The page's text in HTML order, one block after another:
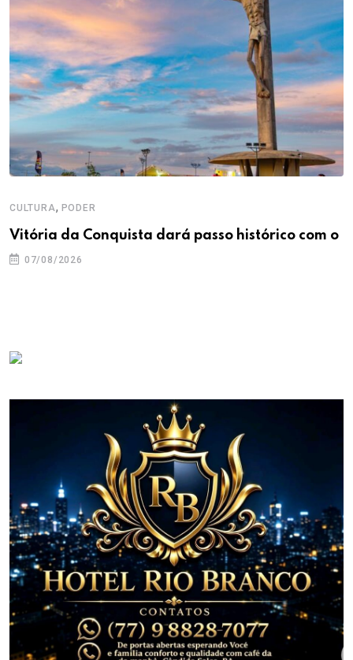
CULTURA, PODER
Vitória da Conquista dará passo histórico com o
07/08/2026